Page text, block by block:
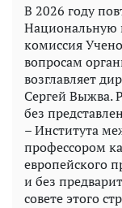
В 2026 году
Национальную
комиссия
вопросам
возглавляет
Сергей Выжва.
без
– Института
профессором
европейского
и без
совете этого